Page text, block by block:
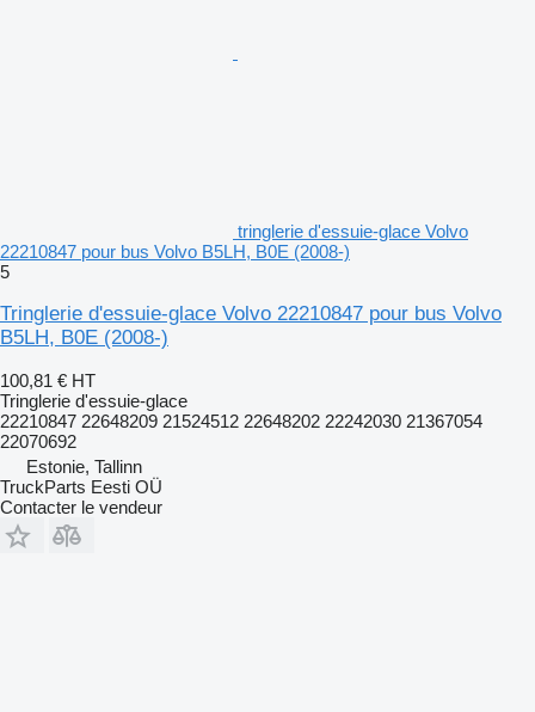
tringlerie d'essuie-glace Volvo
22210847 pour bus Volvo B5LH, B0E (2008-)
5
Tringlerie d'essuie-glace Volvo 22210847 pour bus Volvo
B5LH, B0E (2008-)
100,81 € HT
Tringlerie d'essuie-glace
22210847 22648209 21524512 22648202 22242030 21367054
22070692
Estonie, Tallinn
TruckParts Eesti OÜ
Contacter le vendeur